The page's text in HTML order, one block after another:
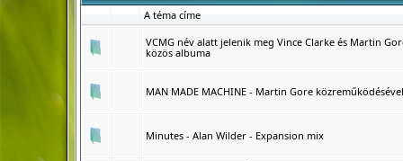
A téma címe
VCMG név alatt jelenik meg Vince Clarke és Martin
közös albuma
MAN MADE MACHINE - Martin Gore közreműködésével
Minutes - Alan Wilder - Expansion mix